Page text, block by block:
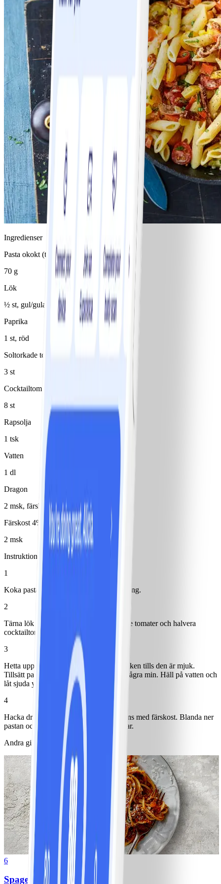
Ingredienser
Pasta okokt (typ penne)
70 g
Lök
½ st, gul/gula
Paprika
1 st, röd
Soltorkade tomater i olja, avrunna
3 st
Cocktailtomater
8 st
Rapsolja
1 tsk
Vatten
1 dl
Dragon
2 msk, färsk
Färskost 4%
2 msk
Instruktioner
1
Koka pasta enligt anvisning på förpackning.
2
Tärna lök och paprika. Strimla soltorkade tomater och halvera
cocktailtomater.
3
Hetta upp olja i en stekpanna och stek löken tills den är mjuk.
Tillsätt paprika och tomat och låt sjuda några min. Häll på vatten och
låt sjuda ytterligare några min.
4
Hacka dragon och blanda ner tillsammans med färskost. Blanda ner
pastan och smaka av med salt och peppar.
Andra gillade också
6
Spagetti med köttfärssås